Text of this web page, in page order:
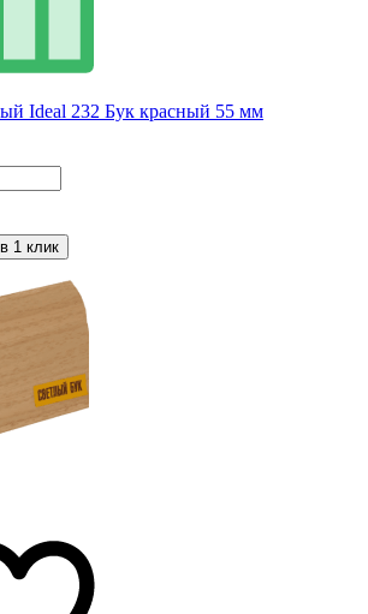
Ideal 232 Бук красный 55 мм
1 клик